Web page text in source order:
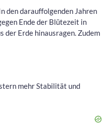
den darauffolgenden Jahren
Ende der Blütezeit in
der Erde hinausragen. Zudem
mehr Stabilität und